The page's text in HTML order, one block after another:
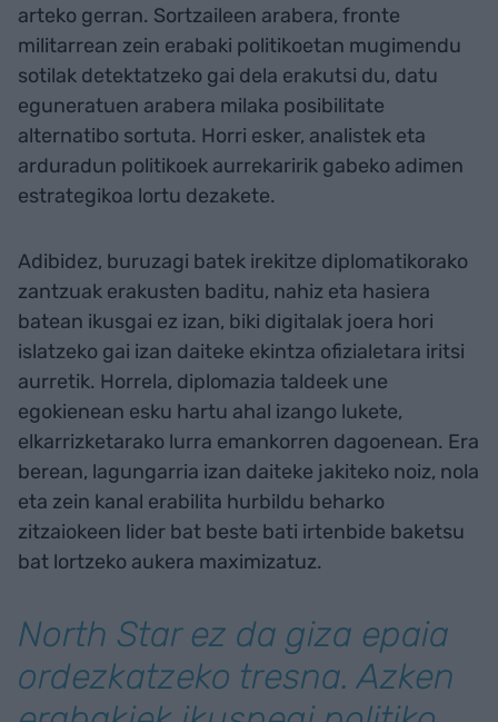
arteko gerran. Sortzaileen arabera, fronte
militarrean zein erabaki politikoetan mugimendu
sotilak detektatzeko gai dela erakutsi du, datu
eguneratuen arabera milaka posibilitate
alternatibo sortuta. Horri esker, analistek eta
arduradun politikoek aurrekaririk gabeko adimen
estrategikoa lortu dezakete.
Adibidez, buruzagi batek irekitze diplomatikorako
zantzuak erakusten baditu, nahiz eta hasiera
batean ikusgai ez izan, biki digitalak joera hori
islatzeko gai izan daiteke ekintza ofizialetara iritsi
aurretik. Horrela, diplomazia taldeek une
egokienean esku hartu ahal izango lukete,
elkarrizketarako lurra emankorren dagoenean. Era
berean, lagungarria izan daiteke jakiteko noiz, nola
eta zein kanal erabilita hurbildu beharko
zitzaiokeen lider bat beste bati irtenbide baketsu
bat lortzeko aukera maximizatuz.
North Star ez da giza epaia
ordezkatzeko tresna. Azken